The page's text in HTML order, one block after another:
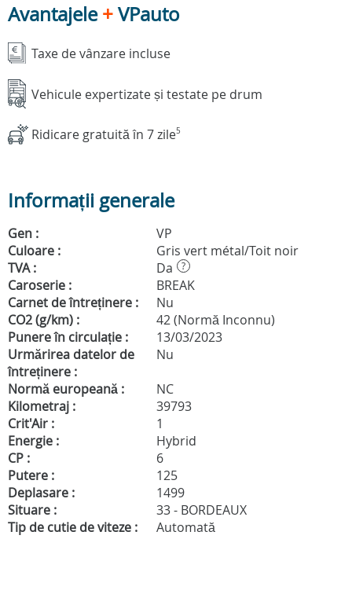
Avantajele+VPauto
Taxe de vânzare incluse
Vehicule expertizate și testate pe drum
Ridicare gratuită în 7 zile5
Informații generale
Gen :
VP
Culoare :
Gris vert métal/Toit noir
TVA :
Da ?
Caroserie :
BREAK
Carnet de întreținere :
Nu
CO2 (g/km) :
42 (Normă Inconnu)
Punere în circulație :
13/03/2023
Urmărirea datelor de
întreținere :
Nu
Normă europeană :
NC
Kilometraj :
39793
Crit'Air :
1
Energie :
Hybrid
CP :
6
Putere :
125
Deplasare :
1499
Situare :
33 - BORDEAUX
Tip de cutie de viteze :
Automată